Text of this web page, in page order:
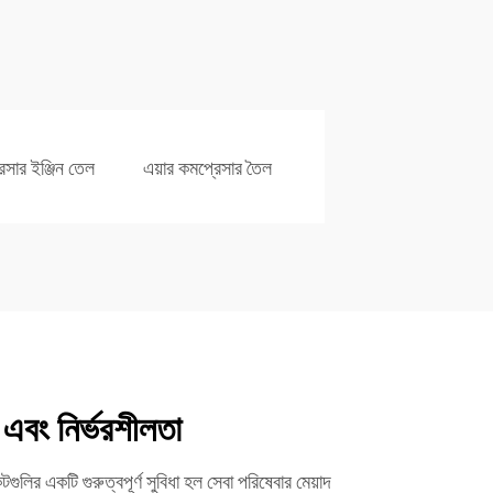
ইঞ্জিন তেল এয়ার কমপ্রেসার তৈল
নির্ভরশীলতা
একটি গুরুত্বপূর্ণ সুবিধা হল সেবা পরিষেবার মেয়াদ